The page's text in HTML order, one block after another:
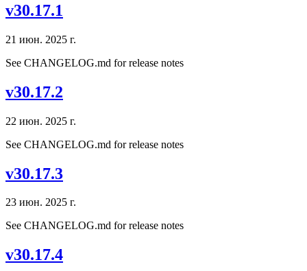
v30.17.1
21 июн. 2025 г.
See CHANGELOG.md for release notes
v30.17.2
22 июн. 2025 г.
See CHANGELOG.md for release notes
v30.17.3
23 июн. 2025 г.
See CHANGELOG.md for release notes
v30.17.4